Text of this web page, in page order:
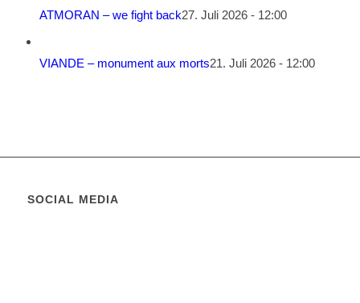
ATMORAN – we fight back27. Juli 2026 - 12:00
VIANDE – monument aux morts21. Juli 2026 - 12:00
SOCIAL MEDIA